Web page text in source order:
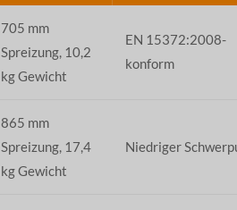
705 mm
Spreizung, 10,2
kg Gewicht
EN 15372:2008-
konform
865 mm
Spreizung, 17,4
kg Gewicht
Niedriger